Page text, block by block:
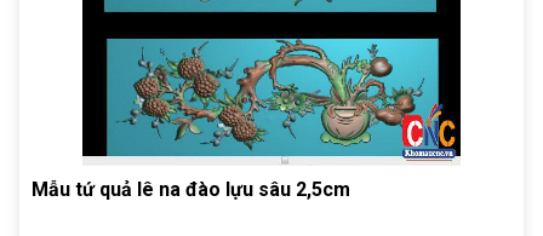
Mẫu tứ quả lê na đào lựu sâu 2,5cm